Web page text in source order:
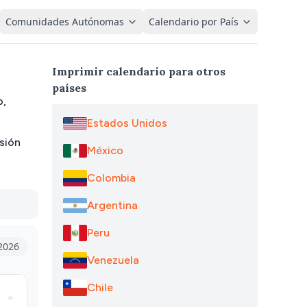
Comunidades Autónomas Calendario por País
Imprimir calendario para otros
países
Estados Unidos
México
Colombia
Argentina
Peru
Venezuela
Chile